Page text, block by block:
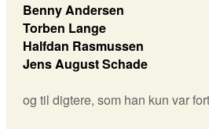
Benny Andersen
Torben Lange
Halfdan Rasmussen
Jens August Schade
og til digtere, som han kun var